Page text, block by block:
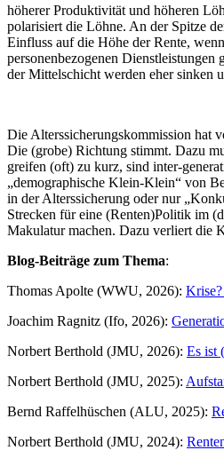
höherer Produktivität und höheren
polarisiert die Löhne. An der Spitze
Einfluss auf die Höhe der Rente,
personenbezogenen
der Mittelschicht werden eher sinken
Die Alterssicherungskommission hat
Die (grobe) Richtung stimmt. Dazu
greifen (oft) zu kurz, sind inter-
„demographische Klein-Klein“ von
in der Alterssicherung oder nur
Strecken für eine (Renten)Politik im
Makulatur machen. Dazu verliert die
Blog-Beiträge zum Thema:
Thomas Apolte (WWU, 2026):
Joachim Ragnitz (Ifo, 2026):
Norbert Berthold (JMU, 2026): Es ist
Norbert Berthold (JMU, 2025):
Bernd Raffelhüschen (ALU, 2025):
Norbert Berthold (JMU, 2024):